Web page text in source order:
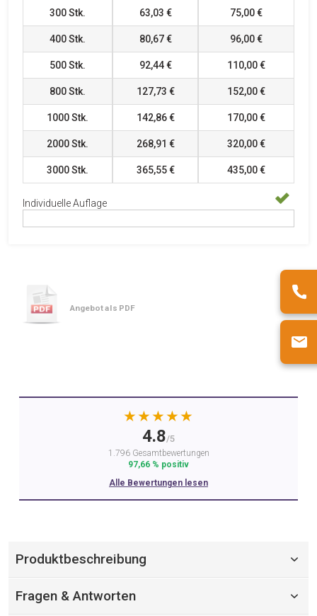
300Stk. 63,03 € 75,00 €
400Stk. 80,67 € 96,00 €
500Stk. 92,44 € 110,00 €
800Stk. 127,73 € 152,00 €
1000Stk. 142,86 € 170,00 €
2000Stk. 268,91 € 320,00 €
3000Stk. 365,55 € 435,00 €
Individuelle Auflage
Angebot als PDF
★★★★★
4.8/5
1.796 Gesamtbewertungen
97,66 % positiv
Alle Bewertungen lesen
Produktbeschreibung
Fragen & Antworten